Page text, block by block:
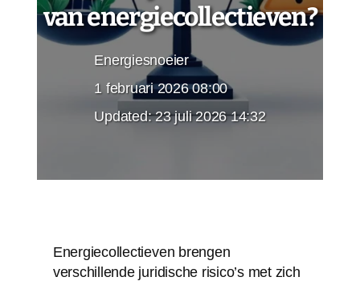
van energiecollectieven?
Energiesnoeier
1 februari 2026 08:00
Updated:23 juli 2026 14:32
Energiecollectieven brengen
verschillende juridische risico’s met zich